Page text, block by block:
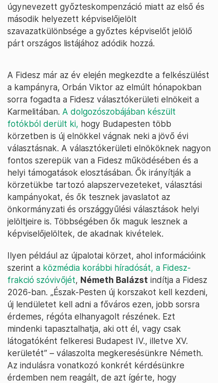
úgynevezett győzteskompenzáció miatt az első és
második helyezett képviselőjelölt
szavazatkülönbsége a győztes képviselőt jelölő
párt országos listájához adódik hozzá.
A Fidesz már az év elején megkezdte a felkészülést
a kampányra, Orbán Viktor az elmúlt hónapokban
sorra fogadta a Fidesz választókerületi elnökeit a
Karmelitában. A dolgozószobájában készült
fotókból derült ki, hogy Budapesten több
körzetben is új elnökkel vágnak neki a jövő évi
választásnak. A választókerületi elnököknek nagyon
fontos szerepük van a Fidesz működésében és a
helyi támogatások elosztásában. Ők irányítják a
körzetükbe tartozó alapszervezeteket, választási
kampányokat, és ők tesznek javaslatot az
önkormányzati és országgyűlési választások helyi
jelöltjeire is. Többségében ők maguk lesznek a
képviselőjelöltek, de akadnak kivételek.
Ilyen például az újpalotai körzet, ahol információink
szerint a közmédia korábbi híradósát, a Fidesz-
frakció szóvivőjét, Németh Balázst indítja a Fidesz
2026-ban. „Észak-Pesten új korszakot kell kezdeni,
új lendületet kell adni a főváros ezen, jobb sorsra
érdemes, régóta elhanyagolt részének. Ezt
mindenki tapasztalhatja, aki ott él, vagy csak
látogatóként felkeresi Budapest IV., illetve XV.
kerületét” – válaszolta megkeresésünkre Németh.
Az indulásra vonatkozó konkrét kérdésünkre
érdemben nem reagált, de azt ígérte, hogy